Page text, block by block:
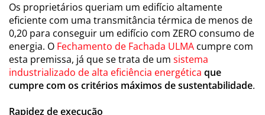
Os proprietários queriam um edifício altamente
eficiente com uma transmitância térmica de menos de
0,20 para conseguir um edifício com ZERO consumo de
energia. O Fechamento de Fachada ULMA cumpre com
esta premissa, já que se trata de um sistema
industrializado de alta eficiência energética que
cumpre com os critérios máximos de sustentabilidade.
Rapidez de execução